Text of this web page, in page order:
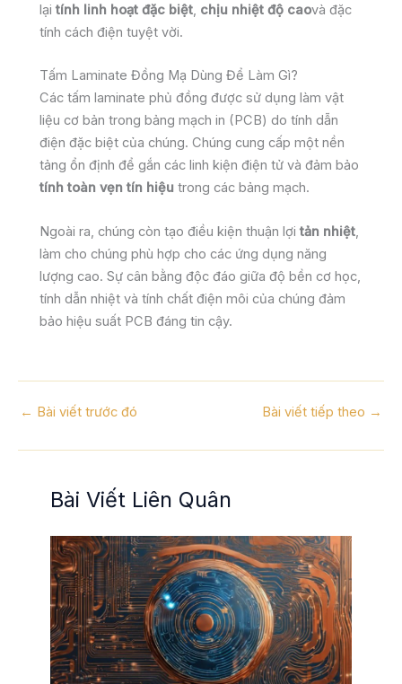
lại tính linh hoạt đặc biệt, chịu nhiệt độ caovà đặc
tính cách điện tuyệt vời.
Tấm Laminate Đồng Mạ Dùng Để Làm Gì?
Các tấm laminate phủ đồng được sử dụng làm vật
liệu cơ bản trong bảng mạch in (PCB) do tính dẫn
điện đặc biệt của chúng. Chúng cung cấp một nền
tảng ổn định để gắn các linh kiện điện tử và đảm bảo
tính toàn vẹn tín hiệu trong các bảng mạch.
Ngoài ra, chúng còn tạo điều kiện thuận lợi tản nhiệt,
làm cho chúng phù hợp cho các ứng dụng năng
lượng cao. Sự cân bằng độc đáo giữa độ bền cơ học,
tính dẫn nhiệt và tính chất điện môi của chúng đảm
bảo hiệu suất PCB đáng tin cậy.
← Bài viết trước đó Bài viết tiếp theo →
Bài Viết Liên Quân